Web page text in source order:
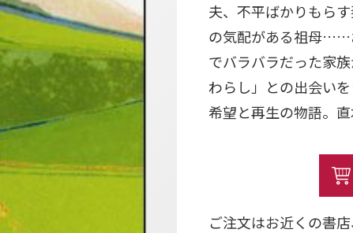
夫、不平ばかりもら
の気配がある祖母……
でバラバラだった家
わらし」との出会い
希望と再生の物語。
ご注文はお近くの書